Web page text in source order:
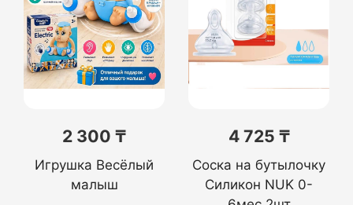
2 300 ₸
Игрушка Весёлый
малыш
4 725 ₸
Соска на бутылочку
Силикон NUK 0-